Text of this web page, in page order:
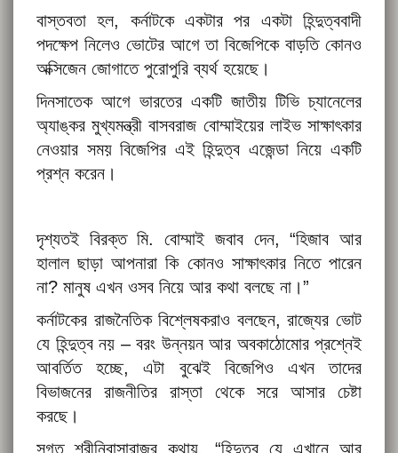
বাস্তবতা হল, কর্নাটকে একটার পর একটা হিন্দুত্ববাদী
পদক্ষেপ নিলেও ভোটের আগে তা বিজেপিকে বাড়তি কোনও
অক্সিজেন জোগাতে পুরোপুরি ব্যর্থ হয়েছে।
দিনসাতেক আগে ভারতের একটি জাতীয় টিভি চ্যানেলের
অ্যাঙ্কর মুখ্যমন্ত্রী বাসবরাজ বোম্মাইয়ের লাইভ সাক্ষাৎকার
নেওয়ার সময় বিজেপির এই হিন্দুত্ব এজেন্ডা নিয়ে একটি
প্রশ্ন করেন।
দৃশ্যতই বিরক্ত মি. বোম্মাই জবাব দেন, “হিজাব আর
হালাল ছাড়া আপনারা কি কোনও সাক্ষাৎকার নিতে পারেন
না? মানুষ এখন ওসব নিয়ে আর কথা বলছে না।”
কর্নাটকের রাজনৈতিক বিশ্লেষকরাও বলছেন, রাজ্যের ভোট
যে হিন্দুত্ব নয় – বরং উন্নয়ন আর অবকাঠোমোর প্রশ্নেই
আবর্তিত হচ্ছে, এটা বুঝেই বিজেপিও এখন তাদের
বিভাজনের রাজনীতির রাস্তা থেকে সরে আসার চেষ্টা
করছে।
সুগত শ্রীনিবাসারাজুর কথায়, “হিন্দুত্ব যে এখানে আর